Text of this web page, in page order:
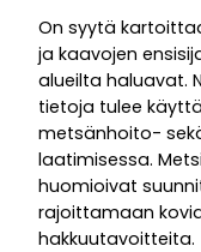
On syytä
ja kaavojen
alueilta haluavat.
tietoja tulee
metsänhoito-
laatimisessa.
huomioivat
rajoittamaan
hakkuutavoitteita.